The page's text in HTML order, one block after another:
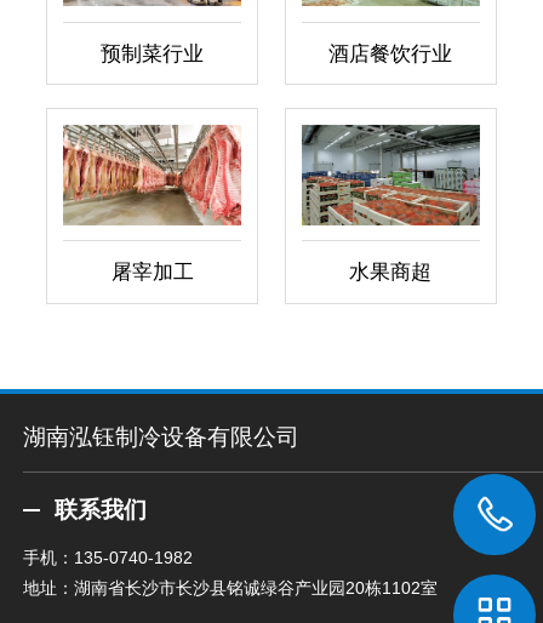
预制菜行业 酒店餐饮行业
屠宰加工 水果商超
湖南泓钰制冷设备有限公司
联系我们
手机： 135-0740-1982
地址：湖南省长沙市长沙县铭诚绿谷产业园20栋1102室